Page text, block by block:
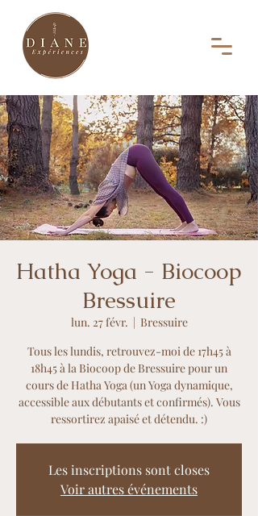
Hatha Yoga - Biocoop
Bressuire
lun. 27 févr.
  |
Bressuire
Tous les lundis, retrouvez-moi de 17h45 à
18h45 à la Biocoop de Bressuire pour un
cours de Hatha Yoga (un Yoga dynamique,
accessible aux débutants et confirmés). Vous
ressortirez apaisé et détendu. :)
Les inscriptions sont closes
Voir autres événements